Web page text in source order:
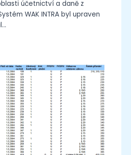
účetnictví a daně z
WAK INTRA byl upraven